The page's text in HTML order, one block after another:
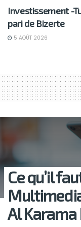
Investissement -
pari de Bizerte
5 AOÛT 2026
Ce qu’il
Al